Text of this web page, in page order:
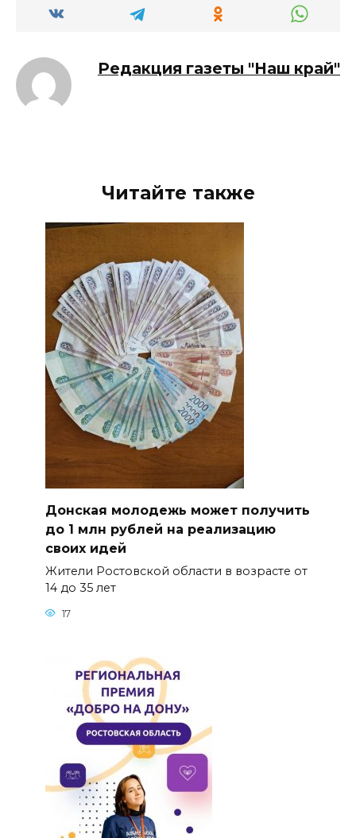
Редакция газеты "Наш край"
Читайте также
Донская молодежь может получить
до 1 млн рублей на реализацию
своих идей
Жители Ростовской области в возрасте от
14 до 35 лет
17